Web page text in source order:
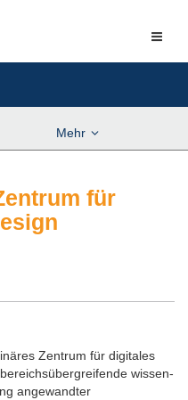
Mehr
für
Next
Zentrum für digitales
wissen­
angewandter